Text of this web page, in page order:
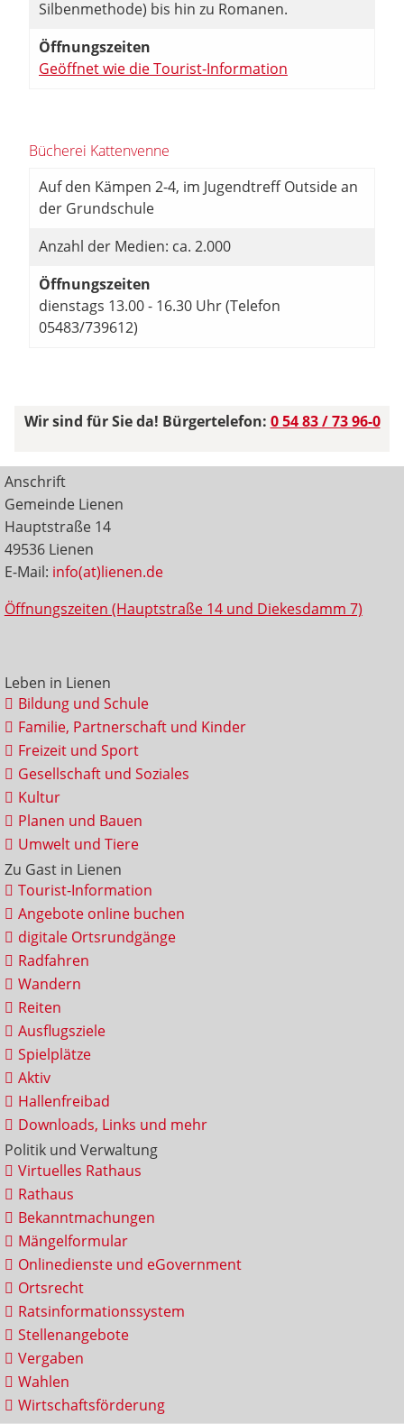
Silbenmethode) bis hin zu Romanen.
Öffnungszeiten
Geöffnet wie die Tourist-Information
Bücherei Kattenvenne
Auf den Kämpen 2-4, im Jugendtreff Outside an
der Grundschule
Anzahl der Medien: ca. 2.000
Öffnungszeiten
dienstags 13.00 - 16.30 Uhr (Telefon
05483/739612)
Wir sind für Sie da! Bürgertelefon: 0 54 83 / 73 96-0
Anschrift
Gemeinde Lienen
Hauptstraße 14
49536 Lienen
E-Mail: info(at)lienen.de
Öffnungszeiten (Hauptstraße 14 und Diekesdamm 7)
Leben in Lienen
Bildung und Schule
Familie, Partnerschaft und Kinder
Freizeit und Sport
Gesellschaft und Soziales
Kultur
Planen und Bauen
Umwelt und Tiere
Zu Gast in Lienen
Tourist-Information
Angebote online buchen
digitale Ortsrundgänge
Radfahren
Wandern
Reiten
Ausflugsziele
Spielplätze
Aktiv
Hallenfreibad
Downloads, Links und mehr
Politik und Verwaltung
Virtuelles Rathaus
Rathaus
Bekanntmachungen
Mängelformular
Onlinedienste und eGovernment
Ortsrecht
Ratsinformationssystem
Stellenangebote
Vergaben
Wahlen
Wirtschaftsförderung